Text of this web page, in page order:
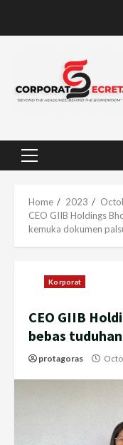
Primary
Home 2023
CEO GIIB Holdings
kemuka dokumen
Korporat
CEO GIIB
bebas
protagoras